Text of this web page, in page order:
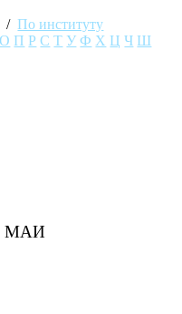
/По институту
О П Р С Т У Ф Х Ц Ч Ш
МАИ